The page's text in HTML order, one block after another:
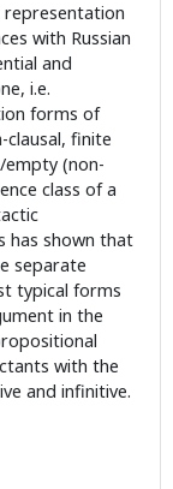
representation
with Russian
and
i.e.
forms of
clausal, finite
empty (non-
class of a
has shown that
separate
typical forms
in the
with the
and infinitive.